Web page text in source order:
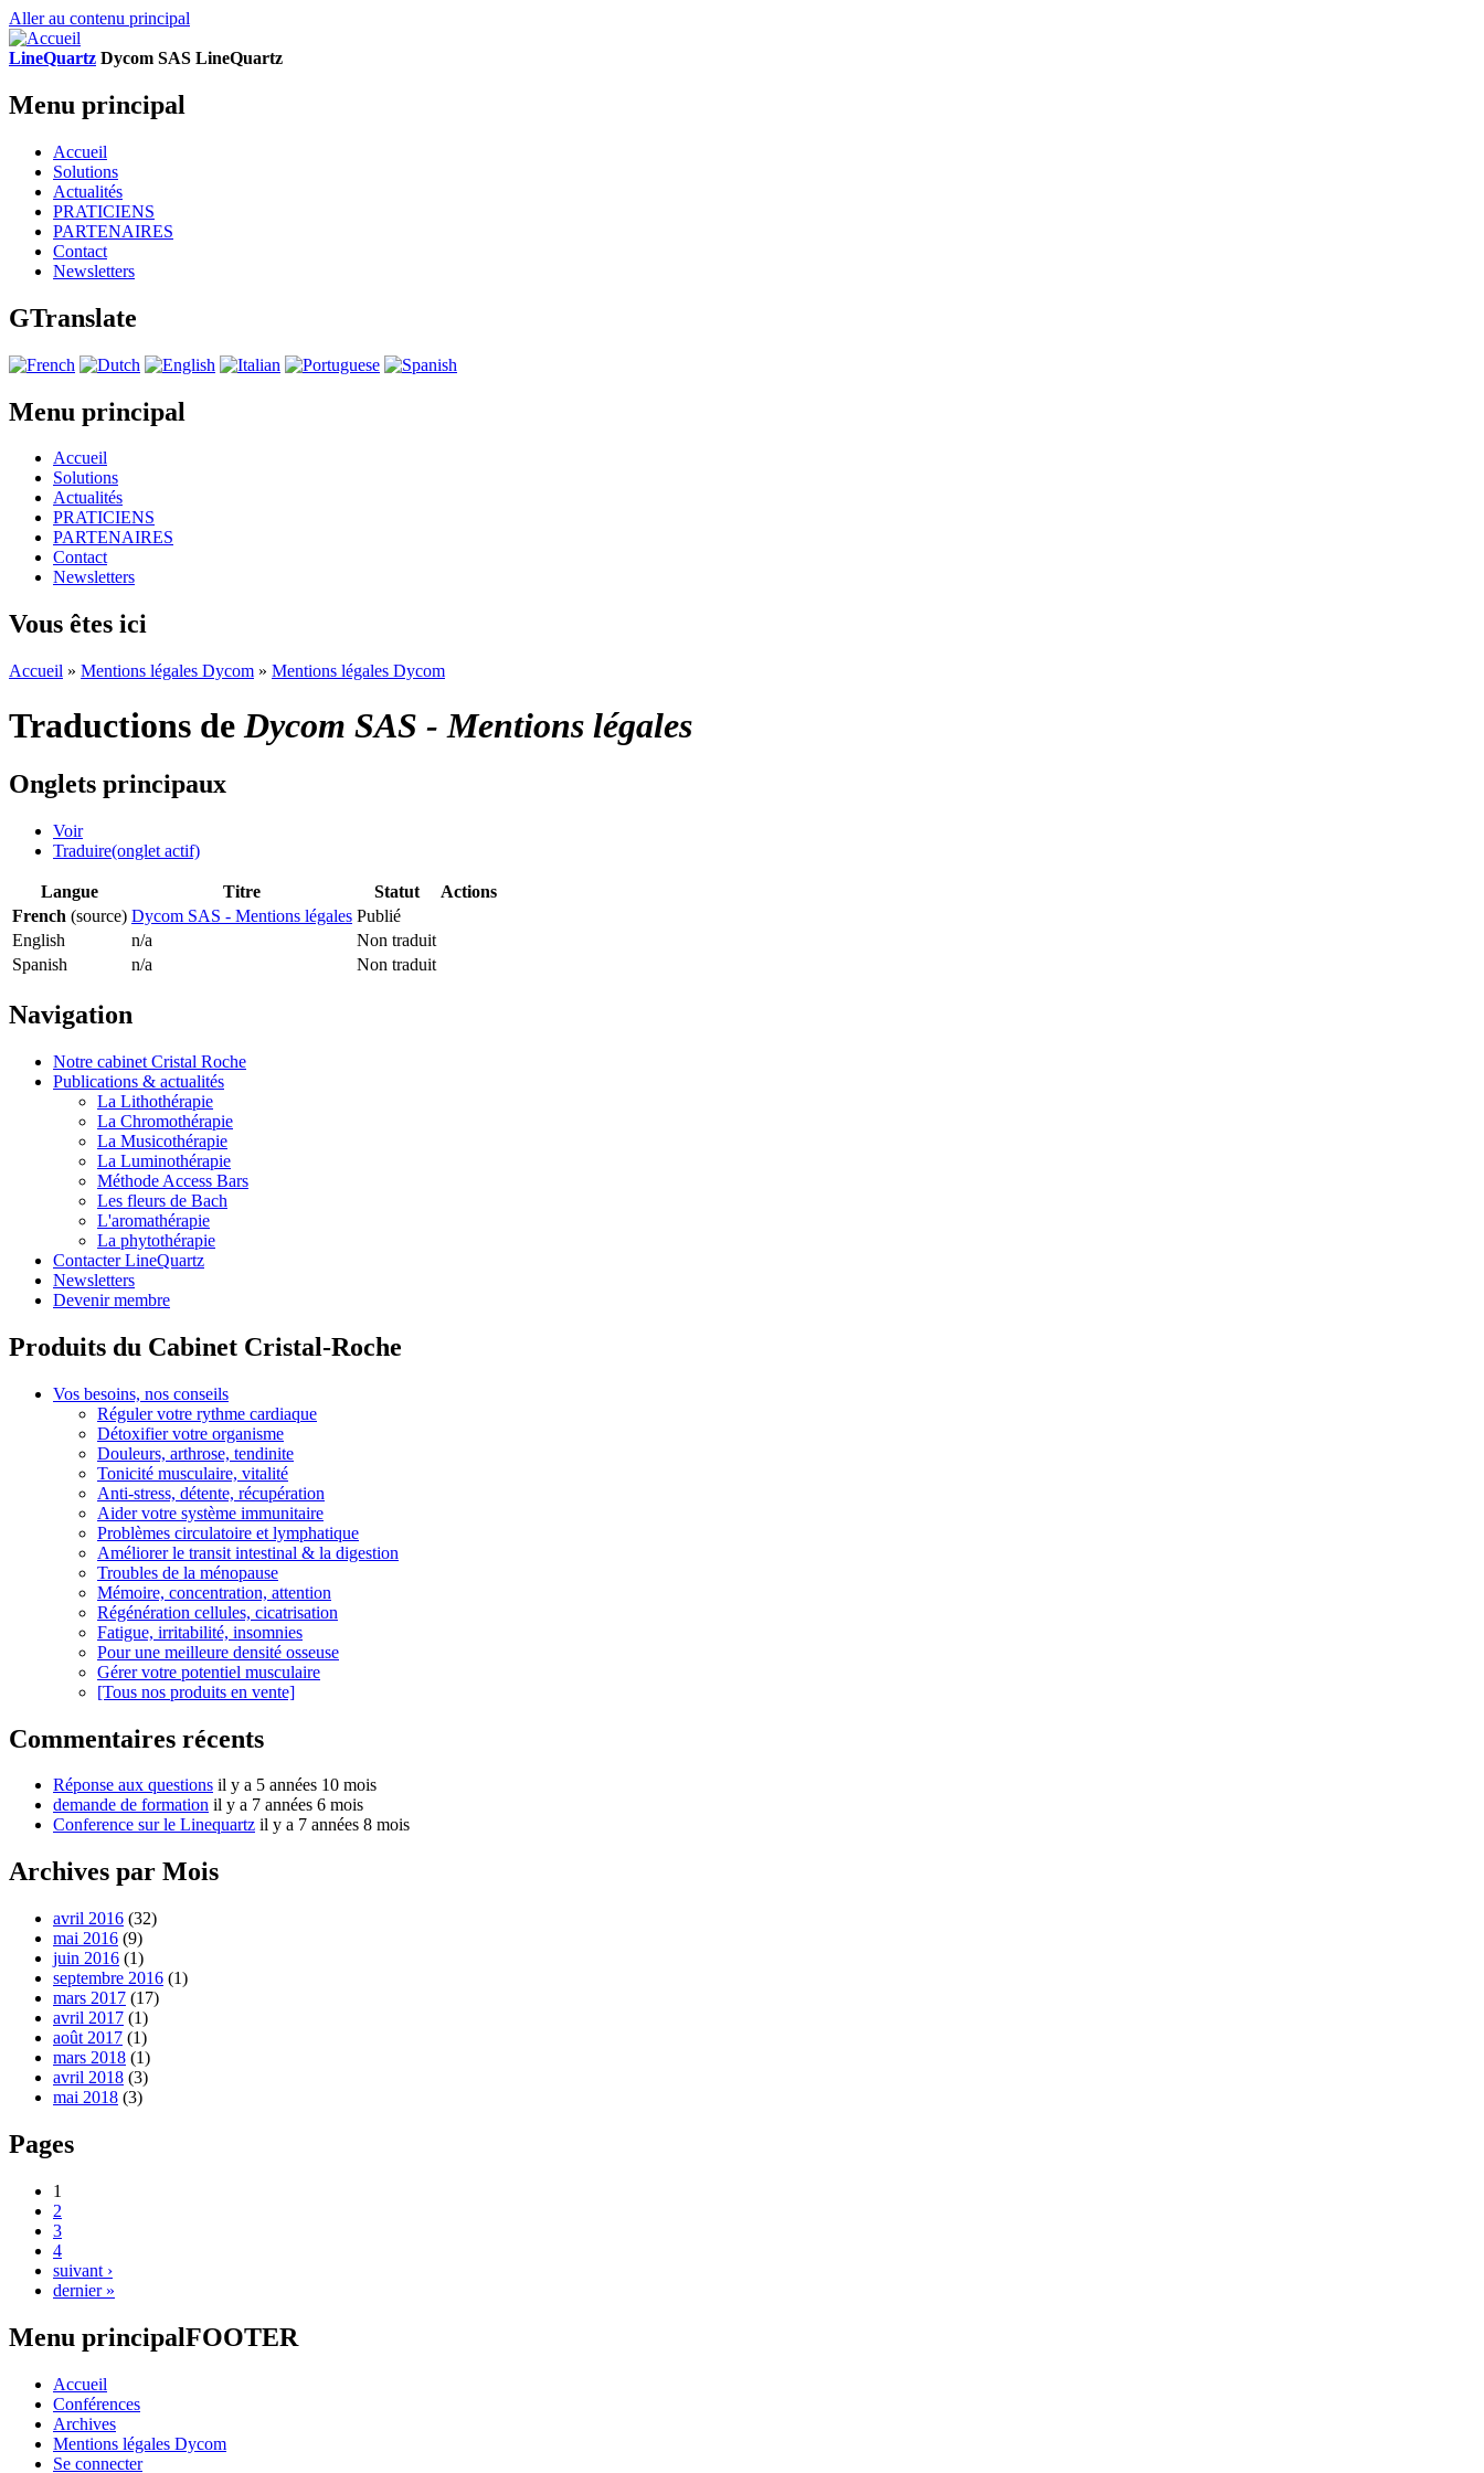
Aller au contenu principal
LineQuartz Dycom SAS LineQuartz
Menu principal
Accueil
Solutions
Actualités
PRATICIENS
PARTENAIRES
Contact
Newsletters
GTranslate
Menu principal
Accueil
Solutions
Actualités
PRATICIENS
PARTENAIRES
Contact
Newsletters
Vous êtes ici
Accueil » Mentions légales Dycom » Mentions légales Dycom
Traductions de Dycom SAS - Mentions légales
Onglets principaux
Voir
Traduire(onglet actif)
Langue Titre Statut
Actions
French (source) Dycom SAS - Mentions légales Publié
English
n/a
Non traduit
Spanish
n/a Non traduit
Navigation
Notre cabinet Cristal Roche
Publications & actualités
La Lithothérapie
La Chromothérapie
La Musicothérapie
La Luminothérapie
Méthode Access Bars
Les fleurs de Bach
L'aromathérapie
La phytothérapie
Contacter LineQuartz
Newsletters
Devenir membre
Produits du Cabinet Cristal-Roche
Vos besoins, nos conseils
Réguler votre rythme cardiaque
Détoxifier votre organisme
Douleurs, arthrose, tendinite
Tonicité musculaire, vitalité
Anti-stress, détente, récupération
Aider votre système immunitaire
Problèmes circulatoire et lymphatique
Améliorer le transit intestinal & la digestion
Troubles de la ménopause
Mémoire, concentration, attention
Régénération cellules, cicatrisation
Fatigue, irritabilité, insomnies
Pour une meilleure densité osseuse
Gérer votre potentiel musculaire
[Tous nos produits en vente]
Commentaires récents
Réponse aux questions il y a 5 années 10 mois
demande de formation il y a 7 années 6 mois
Conference sur le Linequartz il y a 7 années 8 mois
Archives par Mois
avril 2016 (32)
mai 2016 (9)
juin 2016 (1)
septembre 2016 (1)
mars 2017 (17)
avril 2017 (1)
août 2017 (1)
mars 2018 (1)
avril 2018 (3)
mai 2018 (3)
Pages
1
2
3
4
suivant ›
dernier »
Menu principalFOOTER
Accueil
Conférences
Archives
Mentions légales Dycom
Se connecter